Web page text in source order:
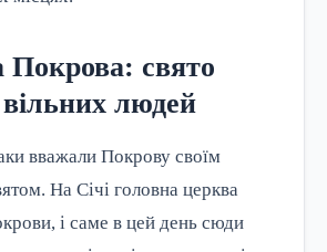
Покрова: свято
вільних людей
вважали Покрову своїм
На Січі головна церква
і саме в цей день сюди